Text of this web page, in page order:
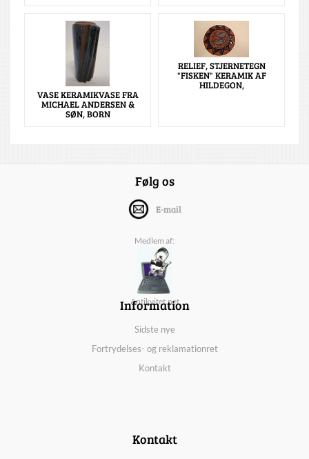
VASE KERAMIKVASE FRA
MICHAEL ANDERSEN &
SØN, BORN
RELIEF, STJERNETEGN
"FISKEN" KERAMIK AF
HILDEGON,
Følg os
E-mail
Medlem af:
Antikvitet.net
Information
Sidste nye
Fortrydelses- og reklamationret
Kontakt
Kontakt